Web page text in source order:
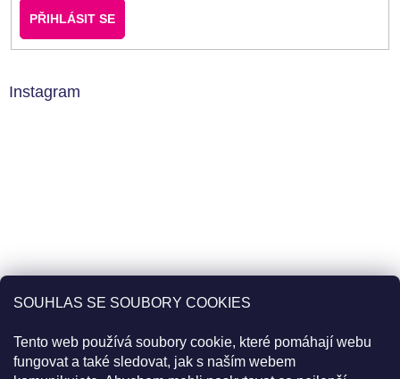
SOUHLAS SE SOUBORY COOKIES
Tento web používá soubory cookie, které pomáhají webu
fungovat a také sledovat, jak s naším webem
PŘIHLÁSIT SE
Instagram